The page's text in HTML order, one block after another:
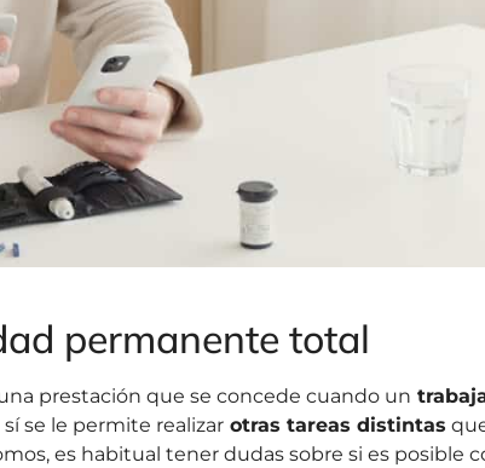
permanente total
una prestación que se concede cuando un
se le permite realizar otras tareas distintas
es habitual tener dudas sobre si es posible